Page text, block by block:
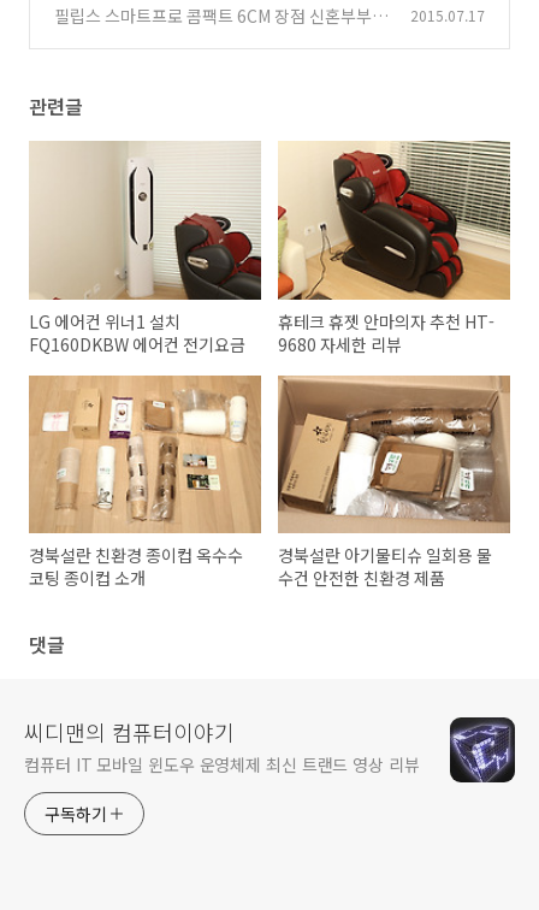
경 제품
(0)
필립스 스마트프로 콤팩트 6CM 장점 신혼부부
2015.07.17
관련글
LG 에어컨 위너1 설치
FQ160DKBW 에어컨 전기요금
휴테크 휴젯 안마의자 추천 HT-
9680 자세한 리뷰
경북설란 친환경 종이컵 옥수수
코팅 종이컵 소개
경북설란 아기물티슈 일회용 물
수건 안전한 친환경 제품
댓글
씨디맨의 컴퓨터이야기
컴퓨터 IT 모바일 윈도우 운영체제 최신 트랜드 영상 리뷰
구독하기